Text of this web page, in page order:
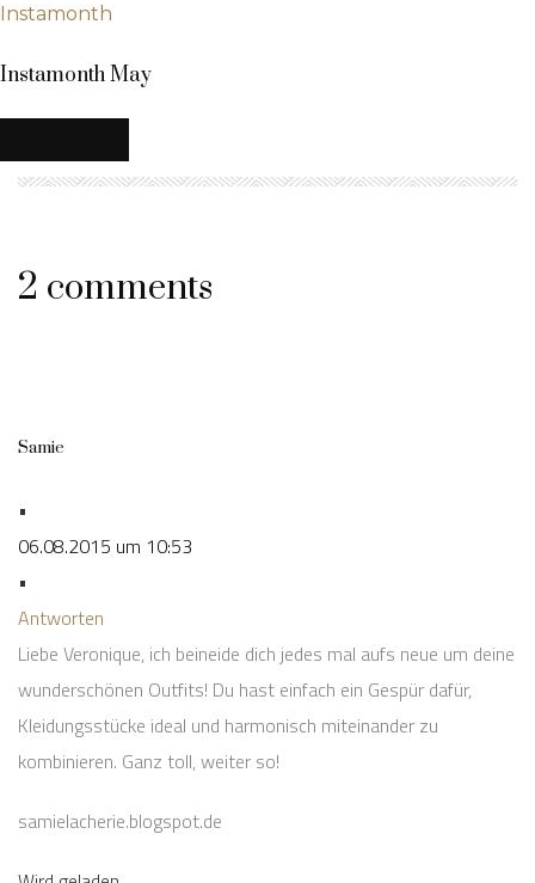
Instamonth
Instamonth May
2 comments
Samie
•
06.08.2015 um 10:53
•
Antworten
Liebe Veronique, ich beineide dich jedes mal aufs neue um deine
wunderschönen Outfits! Du hast einfach ein Gespür dafür,
Kleidungsstücke ideal und harmonisch miteinander zu
kombinieren. Ganz toll, weiter so!
samielacherie.blogspot.de